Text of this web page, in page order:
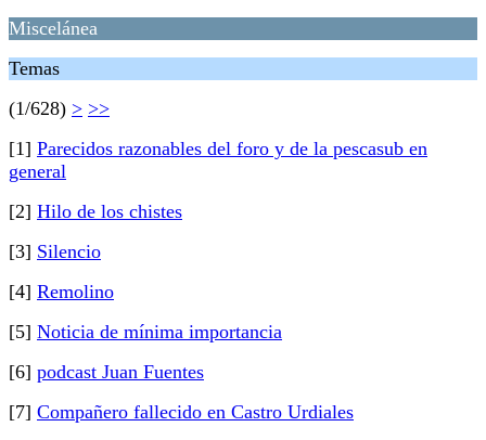
Miscelánea
Temas
(1/628) > >>
[1] Parecidos razonables del foro y de la pescasub en
general
[2] Hilo de los chistes
[3] Silencio
[4] Remolino
[5] Noticia de mínima importancia
[6] podcast Juan Fuentes
[7] Compañero fallecido en Castro Urdiales